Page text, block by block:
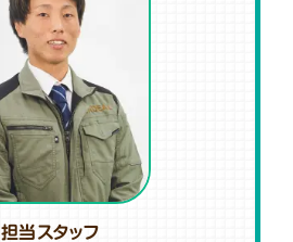
担当スタッフ